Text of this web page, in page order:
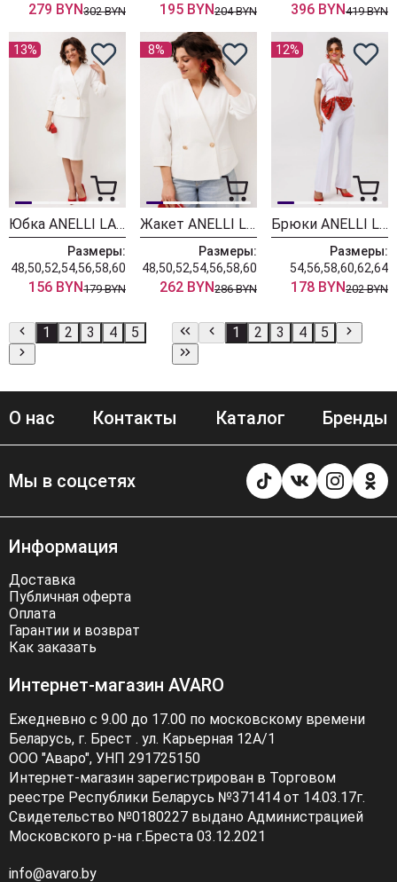
279 BYN302 BYN 195 BYN204 BYN 396 BYN419 BYN
13%
Юбка ANELLI LAUREL 1843 лебедь
Размеры:
48,50,52,54,56,58,60
156 BYN179 BYN
8%
Жакет ANELLI LAUREL 1842 лебедь
Размеры:
48,50,52,54,56,58,60
262 BYN286 BYN
12%
Брюки ANELLI LAUREL 1540-1 белый день
Размеры:
54,56,58,60,62,64
178 BYN202 BYN
1 2 3 4 5 1 2 3 4 5
О нас Контакты Каталог Бренды
Мы в соцсетях
Информация
Доставка
Публичная оферта
Оплата
Гарантии и возврат
Как заказать
Интернет-магазин AVARO
Ежедневно с 9.00 до 17.00 по московскому времени
Беларусь, г. Брест . ул. Карьерная 12А/1
ООО "Аваро", УНП 291725150
Интернет-магазин зарегистрирован в Торговом
реестре Республики Беларусь №371414 от 14.03.17г.
Свидетельство №0180227 выдано Администрацией
Московского р-на г.Бреста 03.12.2021
info@avaro.by